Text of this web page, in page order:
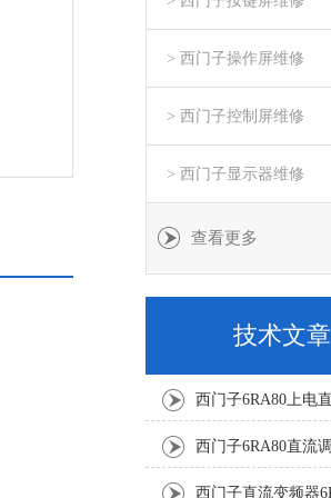
> 西门子操作屏维修
> 西门子控制屏维修
> 西门子显示器维修
查看更多
技术文章